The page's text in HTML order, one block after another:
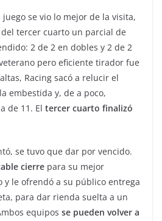
se vio lo mejor de la visita,
tercer cuarto un parcial de
2 de 2 en dobles y 2 de 2
pero eficiente tirador fue
Racing sacó a relucir el
embestida y, de a poco,
de 11. El tercer cuarto finalizó
se tuvo que dar por vencido.
cierre para su mejor
y le ofrendó a su público entrega
para dar rienda suelta a un
equipos se pueden volver a